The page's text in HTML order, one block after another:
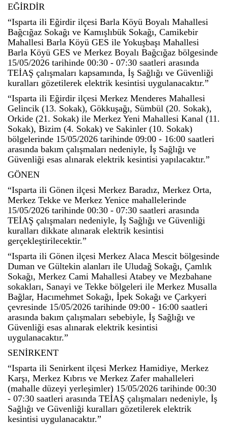
EĞİRDİR
“Isparta ili Eğirdir ilçesi Barla Köyü Boyalı Mahallesi
Bağcığaz Sokağı ve Kamışlıbük Sokağı, Camikebir
Mahallesi Barla Köyü GES ile Yokuşbaşı Mahallesi
Barla Köyü GES ve Merkez Boyalı Bağcığaz bölgesinde
15/05/2026 tarihinde 00:30 - 07:30 saatleri arasında
TEİAŞ çalışmaları kapsamında, İş Sağlığı ve Güvenliği
kuralları gözetilerek elektrik kesintisi uygulanacaktır.”
“Isparta ili Eğirdir ilçesi Merkez Menderes Mahallesi
Gelincik (13. Sokak), Gökkuşağı, Sümbül (20. Sokak),
Orkide (21. Sokak) ile Merkez Yeni Mahallesi Kanal (11.
Sokak), Bizim (4. Sokak) ve Sakinler (10. Sokak)
bölgelerinde 15/05/2026 tarihinde 09:00 - 16:00 saatleri
arasında bakım çalışmaları nedeniyle, İş Sağlığı ve
Güvenliği esas alınarak elektrik kesintisi yapılacaktır.”
GÖNEN
“Isparta ili Gönen ilçesi Merkez Baradız, Merkez Orta,
Merkez Tekke ve Merkez Yenice mahallelerinde
15/05/2026 tarihinde 00:30 - 07:30 saatleri arasında
TEİAŞ çalışmaları nedeniyle, İş Sağlığı ve Güvenliği
kuralları dikkate alınarak elektrik kesintisi
gerçekleştirilecektir.”
“Isparta ili Gönen ilçesi Merkez Alaca Mescit bölgesinde
Duman ve Gültekin alanları ile Uludağ Sokağı, Çamlık
Sokağı, Merkez Cami Mahallesi Atabey ve Mezbahane
sokakları, Sanayi ve Tekke bölgeleri ile Merkez Musalla
Bağlar, Hacımehmet Sokağı, İpek Sokağı ve Çarkyeri
çevresinde 15/05/2026 tarihinde 09:00 - 16:00 saatleri
arasında bakım çalışmaları sebebiyle, İş Sağlığı ve
Güvenliği esas alınarak elektrik kesintisi
uygulanacaktır.”
SENİRKENT
“Isparta ili Senirkent ilçesi Merkez Hamidiye, Merkez
Karşı, Merkez Kıbrıs ve Merkez Zafer mahalleleri
(mahalle düzeyi yerleşimler) 15/05/2026 tarihinde 00:30
- 07:30 saatleri arasında TEİAŞ çalışmaları nedeniyle, İş
Sağlığı ve Güvenliği kuralları gözetilerek elektrik
kesintisi uygulanacaktır.”